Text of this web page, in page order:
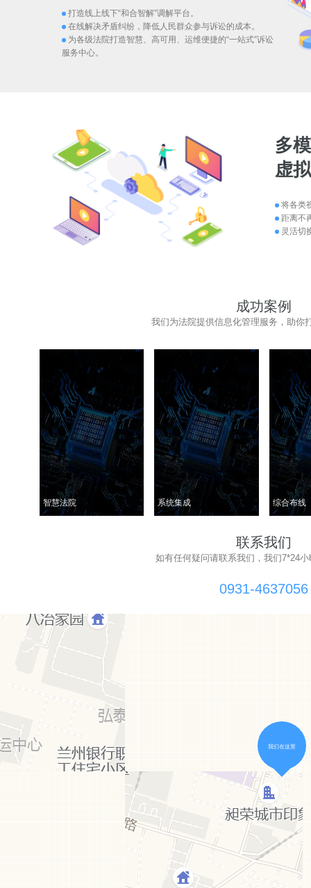
打造线上线下“和合智解”调解平台。
在线解决矛盾纠纷，降低人民群众参与诉讼的成本。
为各级法院打造智慧、高可用、运维便捷的“一站式”诉讼
服务中心。
多
虚
将各类
距离不
灵活切
成功案例
我们为法院提供信息化管理服务，助你
智慧法院 系统集成 综合布线
联系我们
如有任何疑问请联系我们，我们7*24
0931-4637056
甘肃